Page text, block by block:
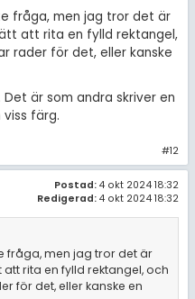
fråga, men jag tror det är
att rita en fylld rektangel,
rader för det, eller kanske
är som andra skriver en
färg.
#12
Postad: 4 okt 2024 18:32
Redigerad: 4 okt 2024 18:32
fråga, men jag tror det är
rita en fylld rektangel, och
för det, eller kanske en